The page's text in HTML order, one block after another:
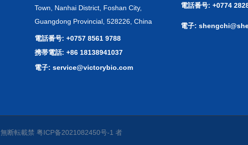
Town, Nanhai District, Foshan City,
Guangdong Provincial, 528226, China
電話番号: +0757 8561 9788
携帯電話: +86 18138941037
電子: service@victorybio.com
電話番号: +0774
電子:
無断転載禁 粤ICP备2021082450号-1 者